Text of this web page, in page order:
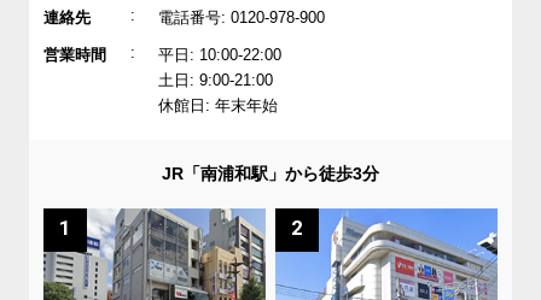
連絡先 : 電話番号: 0120-978-900
営業時間 :
平日: 10:00-22:00
土日: 9:00-21:00
休館日: 年末年始
JR「南浦和駅」から徒歩3分
1 2